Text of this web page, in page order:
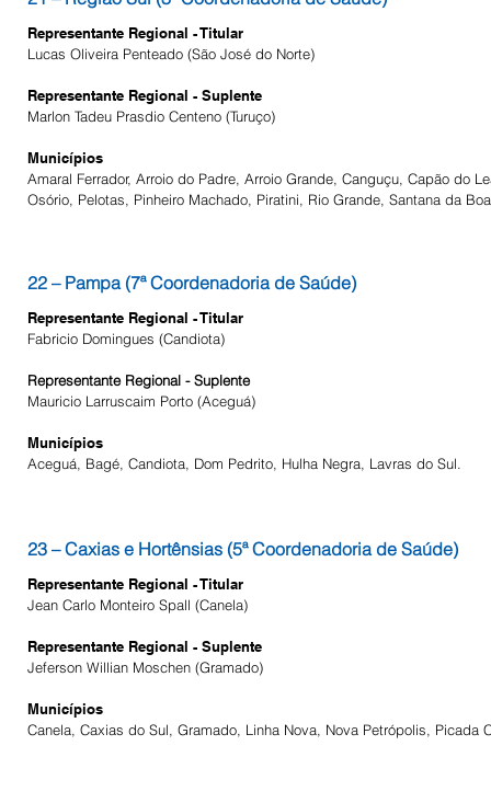
Representante Regional - Titular
Lucas Oliveira Penteado (São José do Norte)
Representante Regional - Suplente
Marlon Tadeu Prasdio Centeno (Turuço)
Municípios
Amaral Ferrador, Arroio do Padre, Arroio Grande, Canguçu, Capão do
Osório, Pelotas, Pinheiro Machado, Piratini, Rio Grande, Santana da
22 – Pampa (7ª Coordenadoria de Saúde)
Representante Regional - Titular
Fabricio Domingues (Candiota)
Representante Regional - Suplente
Mauricio Larruscaim Porto (Aceguá)
Municípios
Aceguá, Bagé, Candiota, Dom Pedrito, Hulha Negra, Lavras do Sul.
23 – Caxias e Hortênsias (5ª Coordenadoria de Saúde)
Representante Regional - Titular
Jean Carlo Monteiro Spall (Canela)
Representante Regional - Suplente
Jeferson Willian Moschen (Gramado)
Municípios
Canela, Caxias do Sul, Gramado, Linha Nova, Nova Petrópolis, Picada